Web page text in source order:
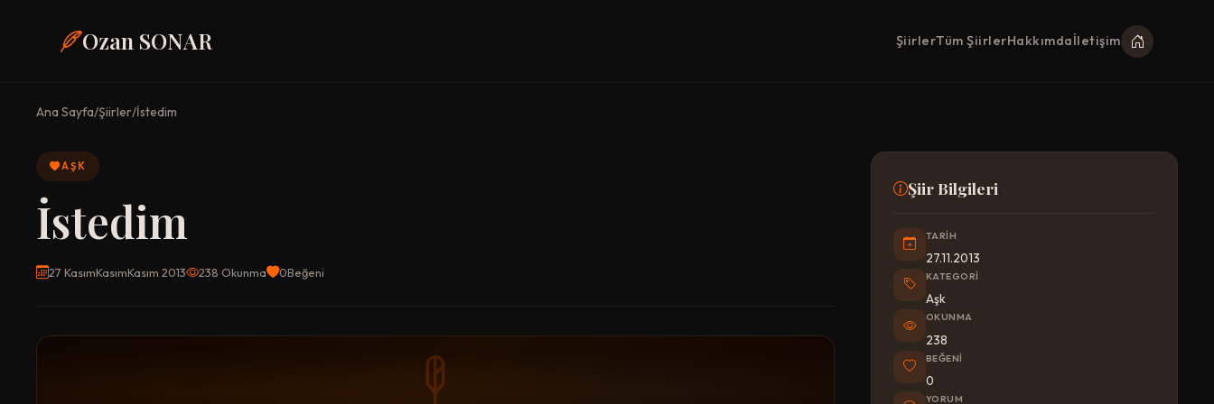
Ozan SONAR ŞiirlerTüm ŞiirlerHakkımdaİletişim
Ana Sayfa/Şiirler/İstedim
AŞK
İstedim
27 KasımKasımKasım 2013 238 Okunma 0Beğeni
Şiir Bilgileri
TARIH
27.11.2013
KATEGORI
Aşk
OKUNMA
238
BEĞENI
0
YORUM